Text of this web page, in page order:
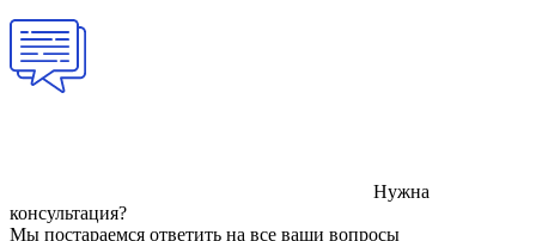
Нужна
консультация?
Мы постараемся ответить на все ваши вопросы